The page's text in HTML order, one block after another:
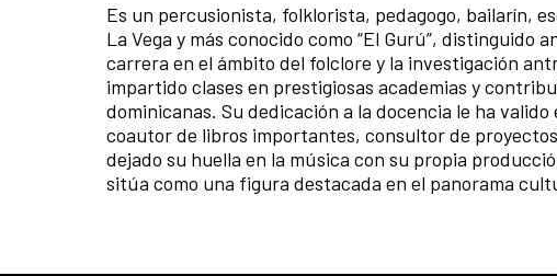
Es un percusionista, folklorista, pedagogo, bailarín,
La Vega y más conocido como “El Gurú”,
carrera en el ámbito del folclore y la investigación
impartido clases en prestigiosas academias y
dominicanas. Su dedicación a la docencia le ha
coautor de libros importantes, consultor de
dejado su huella en la música con su propia
sitúa como una figura destacada en el panorama